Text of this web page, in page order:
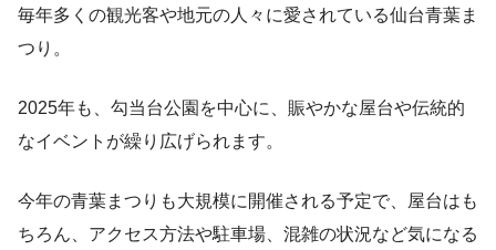
毎年多くの観光客や地元の人々に愛されている仙台青葉ま
つり。
2025年も、勾当台公園を中心に、賑やかな屋台や伝統的
なイベントが繰り広げられます。
今年の青葉まつりも大規模に開催される予定で、屋台はも
ちろん、アクセス方法や駐車場、混雑の状況など気になる